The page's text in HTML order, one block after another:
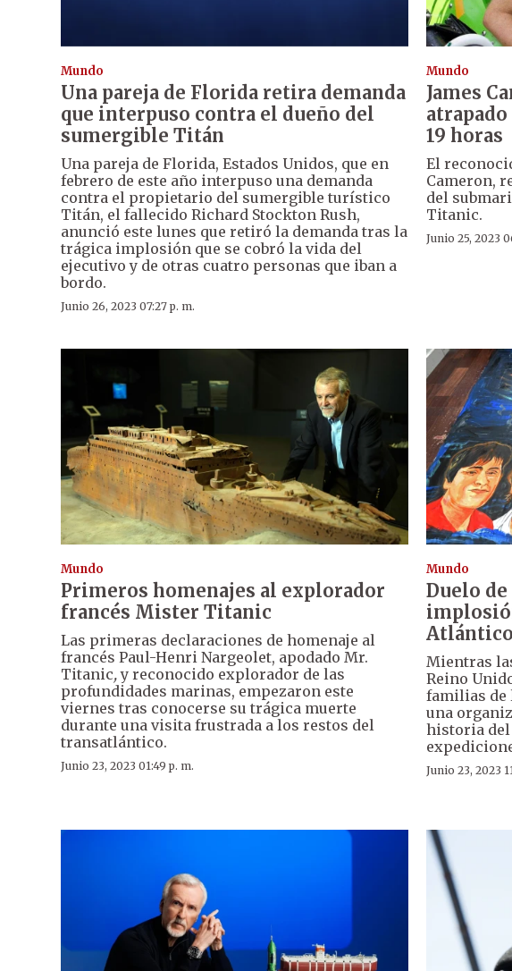
Mundo
Una pareja de Florida retira demanda
que interpuso contra el dueño del
sumergible Titán
Una pareja de Florida, Estados Unidos, que en
febrero de este año interpuso una demanda
contra el propietario del sumergible turístico
Titán, el fallecido Richard Stockton Rush,
anunció este lunes que retiró la demanda tras la
trágica implosión que se cobró la vida del
ejecutivo y de otras cuatro personas que iban a
bordo.
Junio 26, 2023 07:27 p. m.
Mundo
James
19 horas
El
Cameron,
del
Titanic.
Junio 25, 2023
Mundo
Primeros homenajes al explorador
francés Mister Titanic
Las primeras declaraciones de homenaje al
francés Paul-Henri Nargeolet, apodado Mr.
Titanic,y reconocido explorador de las
profundidades marinas, empezaron este
viernes tras conocerse su trágica muerte
durante una visita frustrada a los restos del
transatlántico.
Junio 23, 2023 01:49 p. m.
Mundo
Duelo
Atlántico
Mientras
Reino
familias de
una
historia
Junio 23, 2023